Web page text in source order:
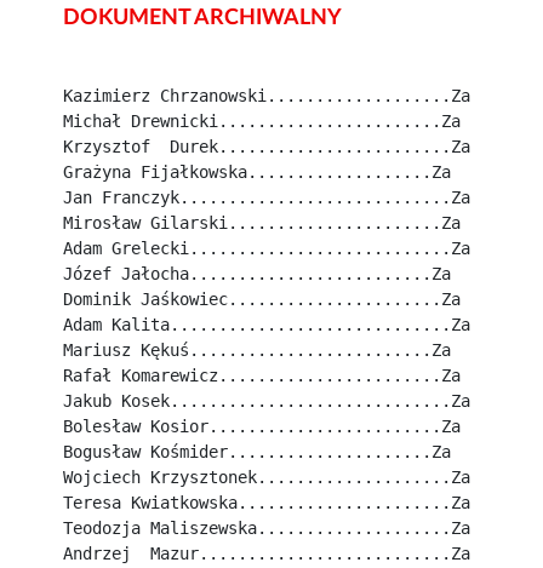
DOKUMENT ARCHIWALNY
Kazimierz Chrzanowski...................Za
Michał Drewnicki.......................Za
Krzysztof  Durek........................Za
Grażyna Fijałkowska...................Za
Jan Franczyk............................Za
Mirosław Gilarski......................Za
Adam Grelecki...........................Za
Józef Jałocha.........................Za
Dominik Jaśkowiec......................Za
Adam Kalita.............................Za
Mariusz Kękuś.........................Za
Rafał Komarewicz.......................Za
Jakub Kosek.............................Za
Bolesław Kosior........................Za
Bogusław Kośmider.....................Za
Wojciech Krzysztonek....................Za
Teresa Kwiatkowska......................Za
Teodozja Maliszewska....................Za
Andrzej  Mazur..........................Za